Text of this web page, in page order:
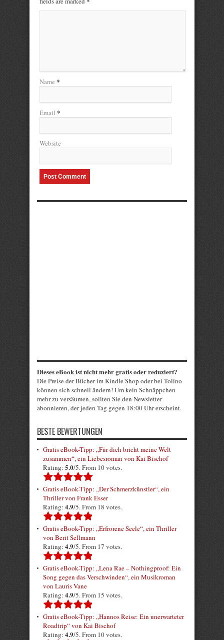
Name *
Email *
Website
Dieses eBook ist nicht mehr gratis oder reduziert?
Die Preise der Bücher im Kindle Shop oder bei Tolino
können sich schnell ändern! Um kein Schnäppchen
mehr zu versäumen, sollten Sie den Newsletter
abonnieren, der jeden Tag gegen 18:00 Uhr erscheint.
BESTE BEWERTUNGEN
Gratis eBook-Tipp: „Für dich bricht meine Welt
zusammen“, ein Liebesroman von Kai Bischof
Rating: 5.0/5. From 10 votes.
Gratis eBook-Tipp: „Der Schmerzkünstler“, ein
Thriller von Frank Esser
Rating: 4.9/5. From 18 votes.
Gratis eBook-Tipp: „Erfrorene Seele“, ein Thriller
von Berit Sellmann
Rating: 4.9/5. From 17 votes.
Gratis eBook-Tipp: „Lena Rae – Nothingproof: Ein
Song gegen das Verschwinden“, ein Musikroman
von Lauris Vane
Rating: 4.9/5. From 15 votes.
Gratis eBook-Tipp: „Hannos Reise: Ein unerwarteter
Roadtrip“ von Kai Bischof
Rating: 4.9/5. From 10 votes.